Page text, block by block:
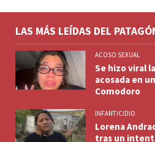
LAS MÁS LEÍDAS DEL
ACOSO SEXUAL
Se hizo viral
acosada en
Comodoro
INFANTICIDIO
Lorena
tras un